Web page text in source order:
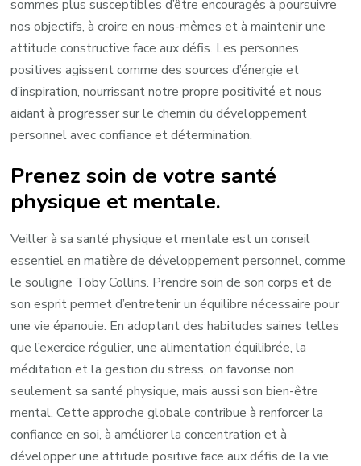
sommes plus susceptibles d’être encouragés à poursuivre
nos objectifs, à croire en nous-mêmes et à maintenir une
attitude constructive face aux défis. Les personnes
positives agissent comme des sources d’énergie et
d’inspiration, nourrissant notre propre positivité et nous
aidant à progresser sur le chemin du développement
personnel avec confiance et détermination.
Prenez soin de votre santé
physique et mentale.
Veiller à sa santé physique et mentale est un conseil
essentiel en matière de développement personnel, comme
le souligne Toby Collins. Prendre soin de son corps et de
son esprit permet d’entretenir un équilibre nécessaire pour
une vie épanouie. En adoptant des habitudes saines telles
que l’exercice régulier, une alimentation équilibrée, la
méditation et la gestion du stress, on favorise non
seulement sa santé physique, mais aussi son bien-être
mental. Cette approche globale contribue à renforcer la
confiance en soi, à améliorer la concentration et à
développer une attitude positive face aux défis de la vie